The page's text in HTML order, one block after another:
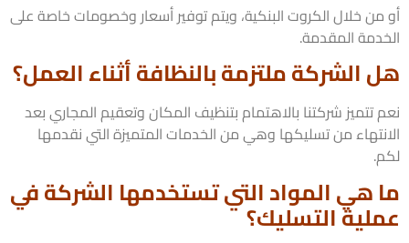
خلال الكروت البنكية، ويتم توفير أسعار وخصومات خاصة على
المقدمة.
الشركة ملتزمة بالنظافة أثناء العمل؟
تتميز شركتنا بالاهتمام بتنظيف المكان وتعقيم المجاري بعد
من تسليكها وهي من الخدمات المتميزة التي نقدمها
هي المواد التي تستخدمها الشركة في
التسليك؟